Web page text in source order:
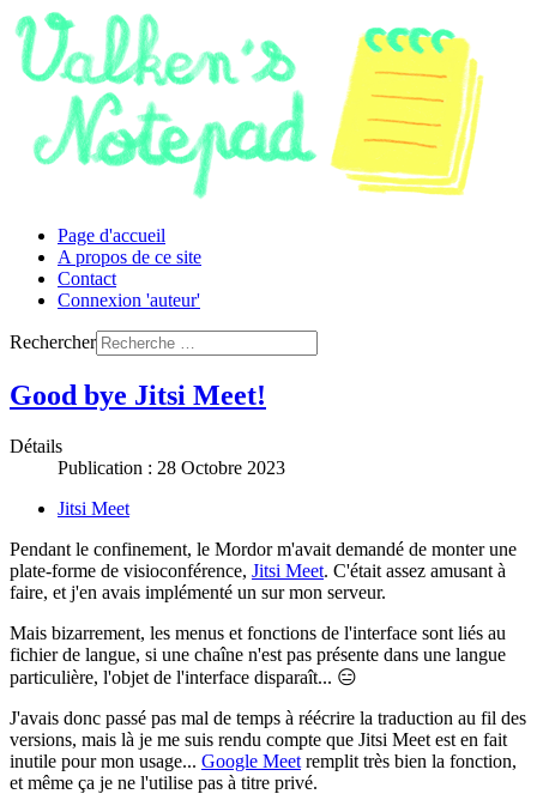
Page d'accueil
A propos de ce site
Contact
Connexion 'auteur'
Rechercher
Good bye Jitsi Meet!
Détails
Publication : 28 Octobre 2023
Jitsi Meet
Pendant le confinement, le Mordor m'avait demandé de monter une
plate-forme de visioconférence, Jitsi Meet. C'était assez amusant à
faire, et j'en avais implémenté un sur mon serveur.
Mais bizarrement, les menus et fonctions de l'interface sont liés au
fichier de langue, si une chaîne n'est pas présente dans une langue
particulière, l'objet de l'interface disparaît... 😑
J'avais donc passé pas mal de temps à réécrire la traduction au fil des
versions, mais là je me suis rendu compte que Jitsi Meet est en fait
inutile pour mon usage... Google Meet remplit très bien la fonction,
et même ça je ne l'utilise pas à titre privé.